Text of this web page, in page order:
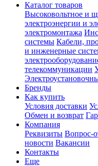
Каталог товаров
Высоковольтное и
электроэнергии и
электромонтажа
системы Кабели,
и инженерные
телекоммуникации
Бренды
Как купить
Условия доставки
Обмен и возврат
Компания
Реквизиты Вопрос-
новости Вакансии
Контакты
Еще